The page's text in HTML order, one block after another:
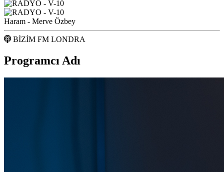
Haram - Merve Özbey
BİZİM FM LONDRA
Programcı Adı